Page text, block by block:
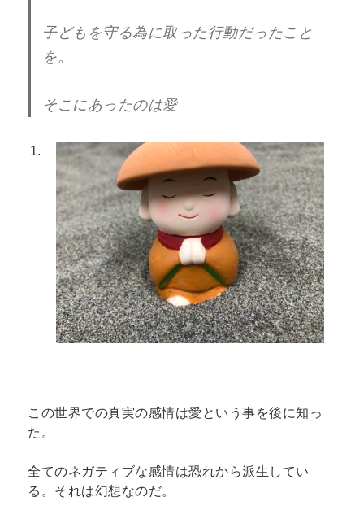
子どもを守る為に取った行動だったこと
を。
そこにあったのは愛
この世界での真実の感情は愛という事を後に知っ
た。
全てのネガティブな感情は恐れから派生してい
る。それは幻想なのだ。